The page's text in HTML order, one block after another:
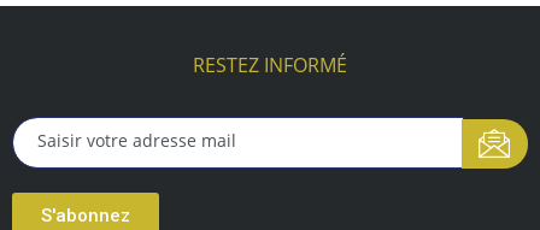
RESTEZ INFORMÉ
S'abonnez